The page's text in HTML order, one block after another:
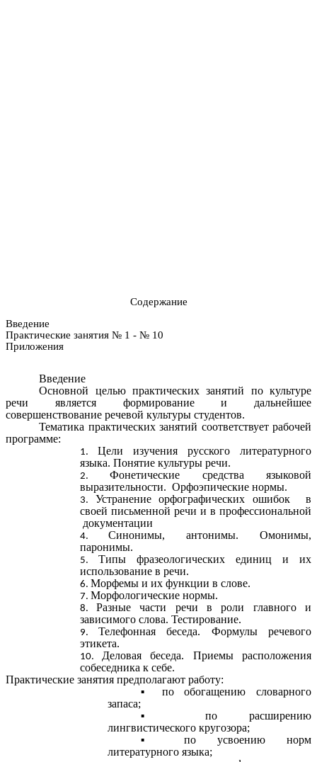
Содержание
Введение
Практические занятия № 1 - № 10
Приложения
Введение
Основной целью практических занятий по культуре
речи является формирование и дальнейшее
совершенствование речевой культуры студентов.
Тематика практических занятий соответствует рабочей
программе:
Цели изучения русского литературного
языка. Понятие культуры речи.
Фонетические средства языковой
выразительности. Орфоэпические нормы.
Устранение орфографических ошибок в
своей письменной речи и в профессиональной
документации
Синонимы, антонимы. Омонимы,
паронимы.
Типы фразеологических единиц и их
использование в речи.
Морфемы и их функции в слове.
Морфологические нормы.
Разные части речи в роли главного и
зависимого слова. Тестирование.
Телефонная беседа. Формулы речевого
этикета.
Деловая беседа. Приемы расположения
собеседника к себе.
Практические занятия предполагают работу:
по обогащению словарного
запаса;
по расширению
лингвистического кругозора;
по усвоению норм
литературного языка;